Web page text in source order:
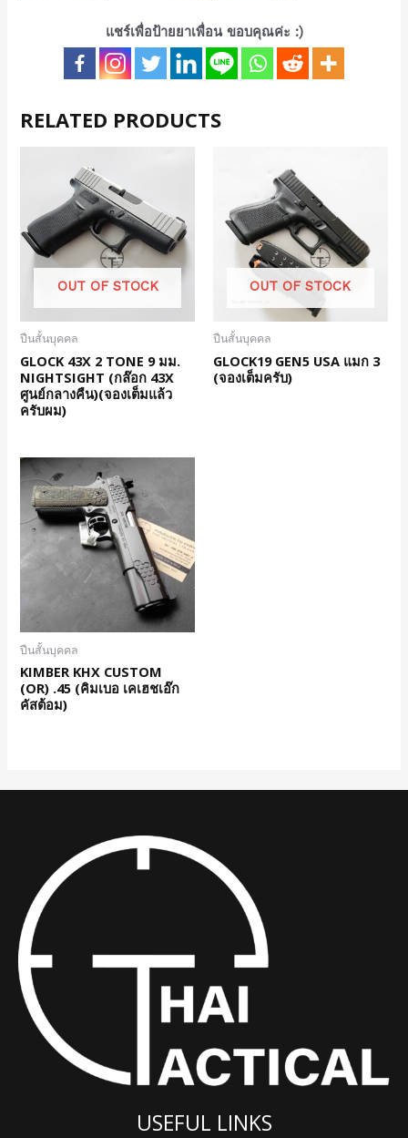
แชร์เพื่อป้ายยาเพื่อน ขอบคุณค่ะ :)
RELATED PRODUCTS
OUT OF STOCK
ปืนสั้นบุคคล
GLOCK 43X 2 TONE 9 มม.
NIGHTSIGHT (กล๊อก 43X
ศูนย์กลางคืน)(จองเต็มแล้ว
ครับผม)
OUT OF STOCK
ปืนสั้นบุคคล
GLOCK19 GEN5 USA แมก 3
(จองเต็มครับ)
ปืนสั้นบุคคล
KIMBER KHX CUSTOM
(OR) .45 (คิมเบอ เคเฮชเอ๊ก
คัสต้อม)
USEFUL LINKS